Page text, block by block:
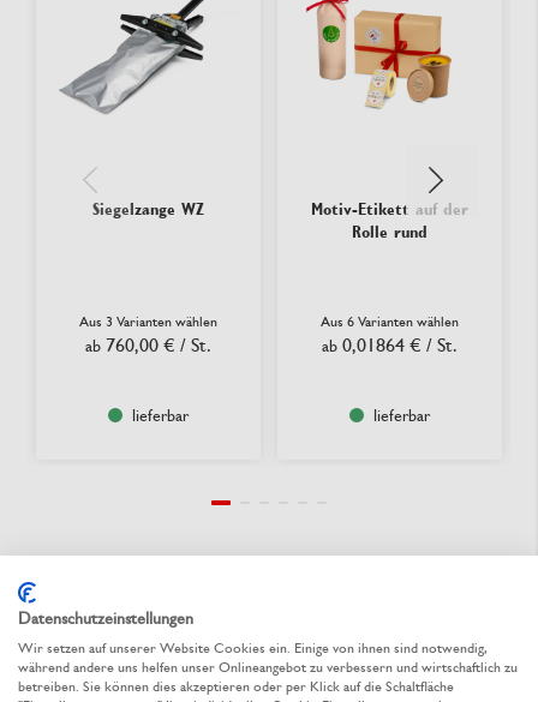
Siegelzange WZ
Aus 3 Varianten wählen
ab 760,00 € / St.
lieferbar
Motiv-Etikett auf der
Rolle rund
Aus 6 Varianten wählen
ab 0,01864 € / St.
lieferbar
Ihre Vorteile mit RAUSCH
Datenschutzeinstellungen
Wir setzen auf unserer Website Cookies ein. Einige von ihnen sind notwendig,
während andere uns helfen unser Onlineangebot zu verbessern und wirtschaftlich zu
betreiben. Sie können dies akzeptieren oder per Klick auf die Schaltfläche